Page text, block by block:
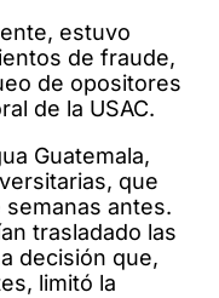
estuvo
de fraude,
de opositores
de la USAC.
Guatemala,
que
antes.
trasladado las
decisión que,
limitó la